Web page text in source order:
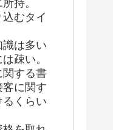
持。
むタイ
は多い
疎い。
関する書
に関す
るくらい